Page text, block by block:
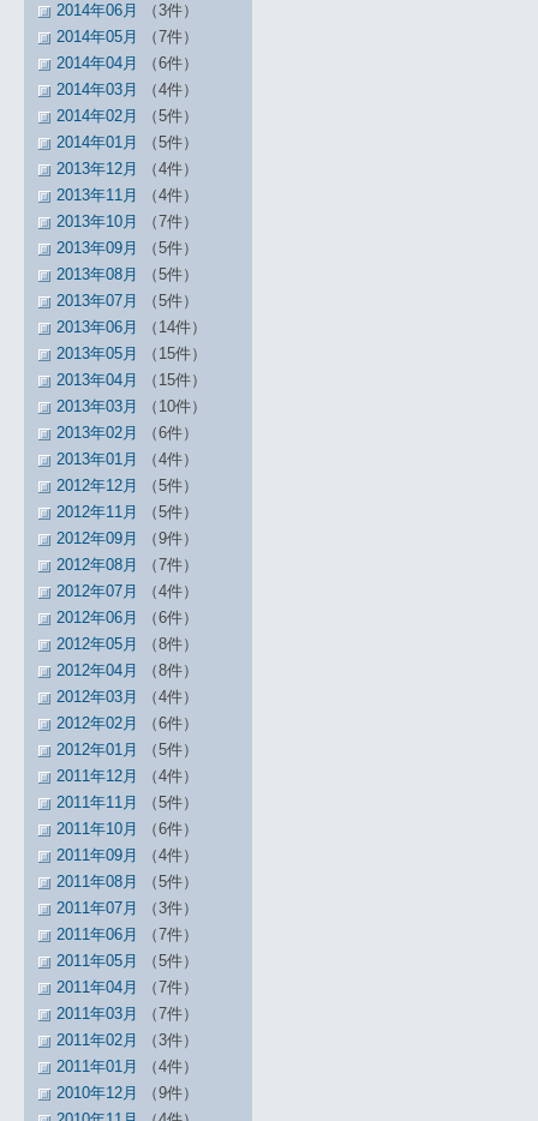
2014年06月
（3件）
2014年05月
（7件）
2014年04月
（6件）
2014年03月
（4件）
2014年02月
（5件）
2014年01月
（5件）
2013年12月
（4件）
2013年11月
（4件）
2013年10月
（7件）
2013年09月
（5件）
2013年08月
（5件）
2013年07月
（5件）
2013年06月
（14件）
2013年05月
（15件）
2013年04月
（15件）
2013年03月
（10件）
2013年02月
（6件）
2013年01月
（4件）
2012年12月
（5件）
2012年11月
（5件）
2012年09月
（9件）
2012年08月
（7件）
2012年07月
（4件）
2012年06月
（6件）
2012年05月
（8件）
2012年04月
（8件）
2012年03月
（4件）
2012年02月
（6件）
2012年01月
（5件）
2011年12月
（4件）
2011年11月
（5件）
2011年10月
（6件）
2011年09月
（4件）
2011年08月
（5件）
2011年07月
（3件）
2011年06月
（7件）
2011年05月
（5件）
2011年04月
（7件）
2011年03月
（7件）
2011年02月
（3件）
2011年01月
（4件）
2010年12月
（9件）